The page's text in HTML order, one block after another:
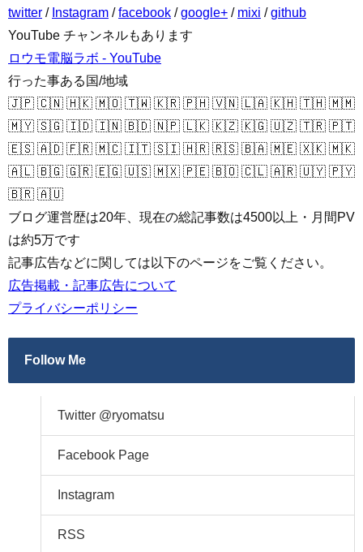
twitter / Instagram /facebook /google+ / mixi /github
YouTube チャンネルもあります
ロウモ電脳ラボ - YouTube
行った事ある国/地域
🇯🇵 🇨🇳 🇭🇰 🇲🇴 🇹🇼 🇰🇷 🇵🇭 🇻🇳 🇱🇦 🇰🇭 🇹🇭 🇲🇲
🇲🇾 🇸🇬 🇮🇩 🇮🇳 🇧🇩 🇳🇵 🇱🇰 🇰🇿 🇰🇬 🇺🇿 🇹🇷 🇵🇹
🇪🇸 🇦🇩 🇫🇷 🇲🇨 🇮🇹 🇸🇮 🇭🇷 🇷🇸 🇧🇦 🇲🇪 🇽🇰 🇲🇰
🇦🇱 🇧🇬 🇬🇷 🇪🇬 🇺🇸 🇲🇽 🇵🇪 🇧🇴 🇨🇱 🇦🇷 🇺🇾 🇵🇾
🇧🇷 🇦🇺
ブログ運営歴は20年、現在の総記事数は4500以上・月間PV
は約5万です
記事広告などに関しては以下のページをご覧ください。
広告掲載・記事広告について
プライバシーポリシー
Follow Me
Twitter @ryomatsu
Facebook Page
Instagram
RSS